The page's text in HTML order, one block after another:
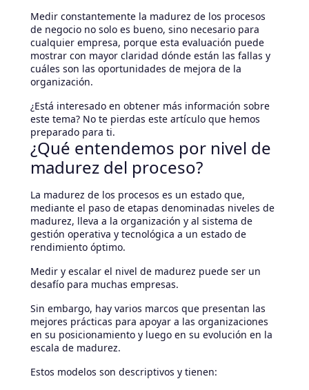
Medir constantemente la madurez de los procesos
de negocio no solo es bueno, sino necesario para
cualquier empresa, porque esta evaluación puede
mostrar con mayor claridad dónde están las fallas y
cuáles son las oportunidades de mejora de la
organización.
¿Está interesado en obtener más información sobre
este tema? No te pierdas este artículo que hemos
preparado para ti.
¿Qué entendemos por nivel de
madurez del proceso?
La madurez de los procesos es un estado que,
mediante el paso de etapas denominadas niveles de
madurez, lleva a la organización y al sistema de
gestión operativa y tecnológica a un estado de
rendimiento óptimo.
Medir y escalar el nivel de madurez puede ser un
desafío para muchas empresas.
Sin embargo, hay varios marcos que presentan las
mejores prácticas para apoyar a las organizaciones
en su posicionamiento y luego en su evolución en la
escala de madurez.
Estos modelos son descriptivos y tienen: